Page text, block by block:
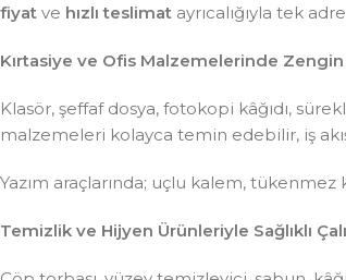
fiyat ve hızlı teslimat ayrıcalığıyla tek
Kırtasiye ve Ofis Malzemelerinde
Klasör, şeffaf dosya, fotokopi kâğıdı,
malzemeleri kolayca temin edebilir, iş
Yazım araçlarında; uçlu kalem,
Temizlik ve Hijyen Ürünleriyle Sağlıklı